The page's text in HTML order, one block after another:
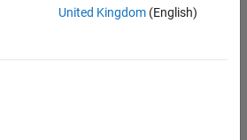
United Kingdom(English)
Informativa sulla privacy